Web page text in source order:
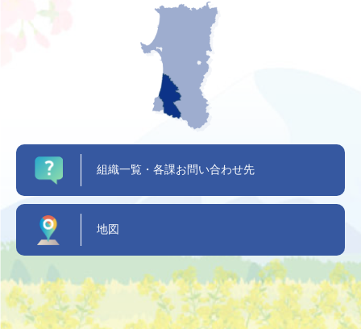
組織一覧・各課お問い合わせ先
地図